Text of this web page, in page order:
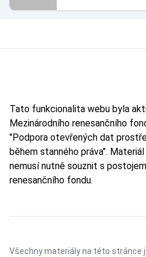
Tato funkcionalita webu byla
Mezinárodního renesančního
"Podpora otevřených dat
během stanného práva".
nemusí nutně souznit s
renesančního fondu.
Všechny materiály na této stránce